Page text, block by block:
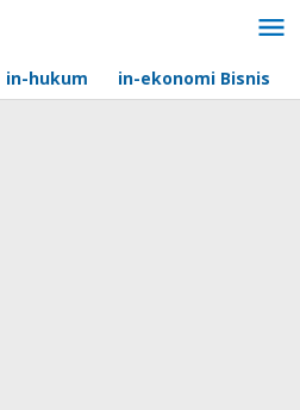
in-hukum in-ekonomi Bisnis